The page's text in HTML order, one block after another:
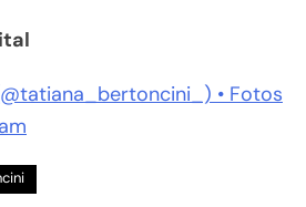
• Fotos